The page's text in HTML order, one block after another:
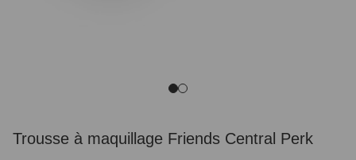
Trousse à maquillage Friends Central Perk